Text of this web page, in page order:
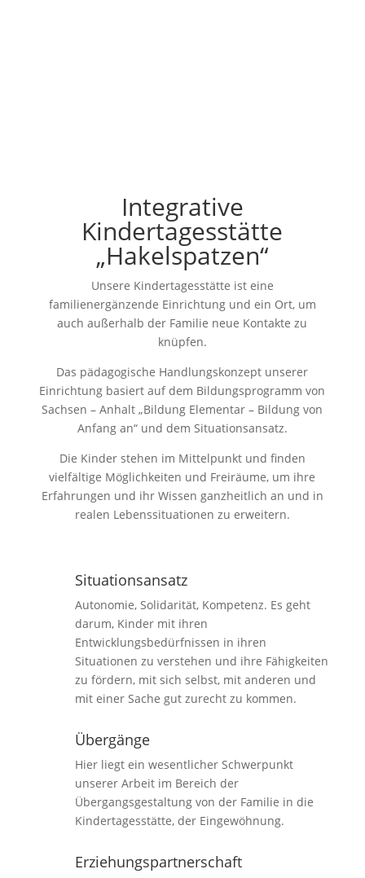
Integrative
Kindertagesstätte
„Hakelspatzen“
Unsere Kindertagesstätte ist eine
familienergänzende Einrichtung und ein Ort, um
auch außerhalb der Familie neue Kontakte zu
knüpfen.
Das pädagogische Handlungskonzept unserer
Einrichtung basiert auf dem Bildungsprogramm von
Sachsen – Anhalt „Bildung Elementar – Bildung von
Anfang an“ und dem Situationsansatz.
Die Kinder stehen im Mittelpunkt und finden
vielfältige Möglichkeiten und Freiräume, um ihre
Erfahrungen und ihr Wissen ganzheitlich an und in
realen Lebenssituationen zu erweitern.
Situationsansatz
Autonomie, Solidarität, Kompetenz. Es geht
darum, Kinder mit ihren
Entwicklungsbedürfnissen in ihren
Situationen zu verstehen und ihre Fähigkeiten
zu fördern, mit sich selbst, mit anderen und
mit einer Sache gut zurecht zu kommen.
Übergänge
Hier liegt ein wesentlicher Schwerpunkt
unserer Arbeit im Bereich der
Übergangsgestaltung von der Familie in die
Kindertagesstätte, der Eingewöhnung.
Erziehungspartnerschaft